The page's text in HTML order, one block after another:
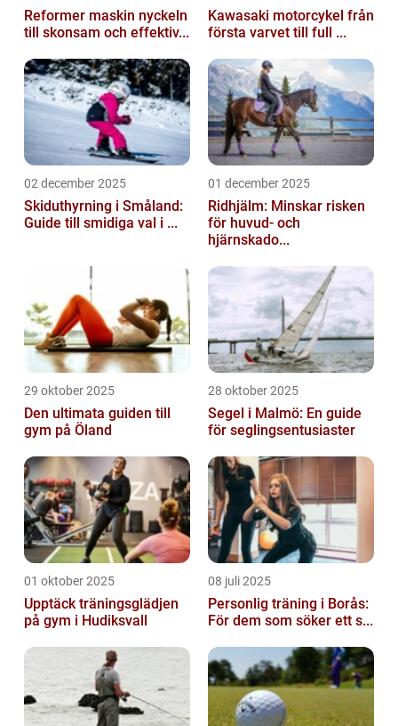
Reformer maskin nyckeln
till skonsam och effektiv...
Kawasaki motorcykel från
första varvet till full ...
02 december 2025
Skiduthyrning i Småland:
Guide till smidiga val i ...
01 december 2025
Ridhjälm: Minskar risken
för huvud- och
hjärnskado...
29 oktober 2025
Den ultimata guiden till
gym på Öland
28 oktober 2025
Segel i Malmö: En guide
för seglingsentusiaster
01 oktober 2025
Upptäck träningsglädjen
på gym i Hudiksvall
08 juli 2025
Personlig träning i Borås:
För dem som söker ett s...